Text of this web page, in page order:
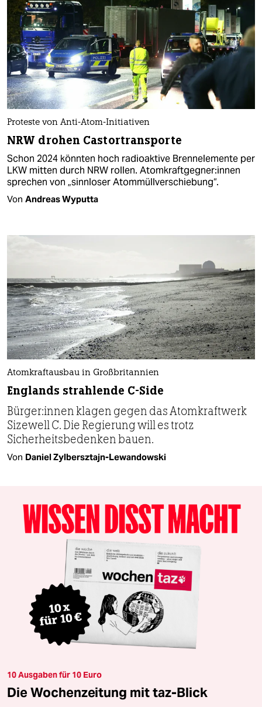
Proteste von Anti-Atom-Initiativen
NRW drohen Castortransporte
Schon 2024 könnten hoch radioaktive Brennelemente per
LKW mitten durch NRW rollen. Atom­kraft­geg­ne­r:in­nen
sprechen von „sinnloser Atommüllverschiebung“.
Von Andreas Wyputta
Atomkraftausbau in Großbritannien
Englands strahlende C-Side
Bür­ge­r:in­nen klagen gegen das Atomkraftwerk
Sizewell C. Die Regierung will es trotz
Sicherheitsbedenken bauen.
Von Daniel Zylbersztajn-Lewandowski
10 Ausgaben für 10 Euro
Die Wochenzeitung mit taz-Blick